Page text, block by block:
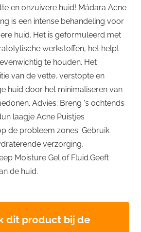
en onzuivere huid! Mádara Acne
is een intense behandeling voor
huid. Het is geformuleerd met
werkstoffen, het helpt
te houden. Het
van de vette, verstopte en
huid door het minimaliseren van
Advies: Breng 's ochtends
laagje Acne Puistjes
de probleem zones. Gebruik
verzorging,
Moisture Gel of Fluid.Geeft
de huid.
dit product bij de